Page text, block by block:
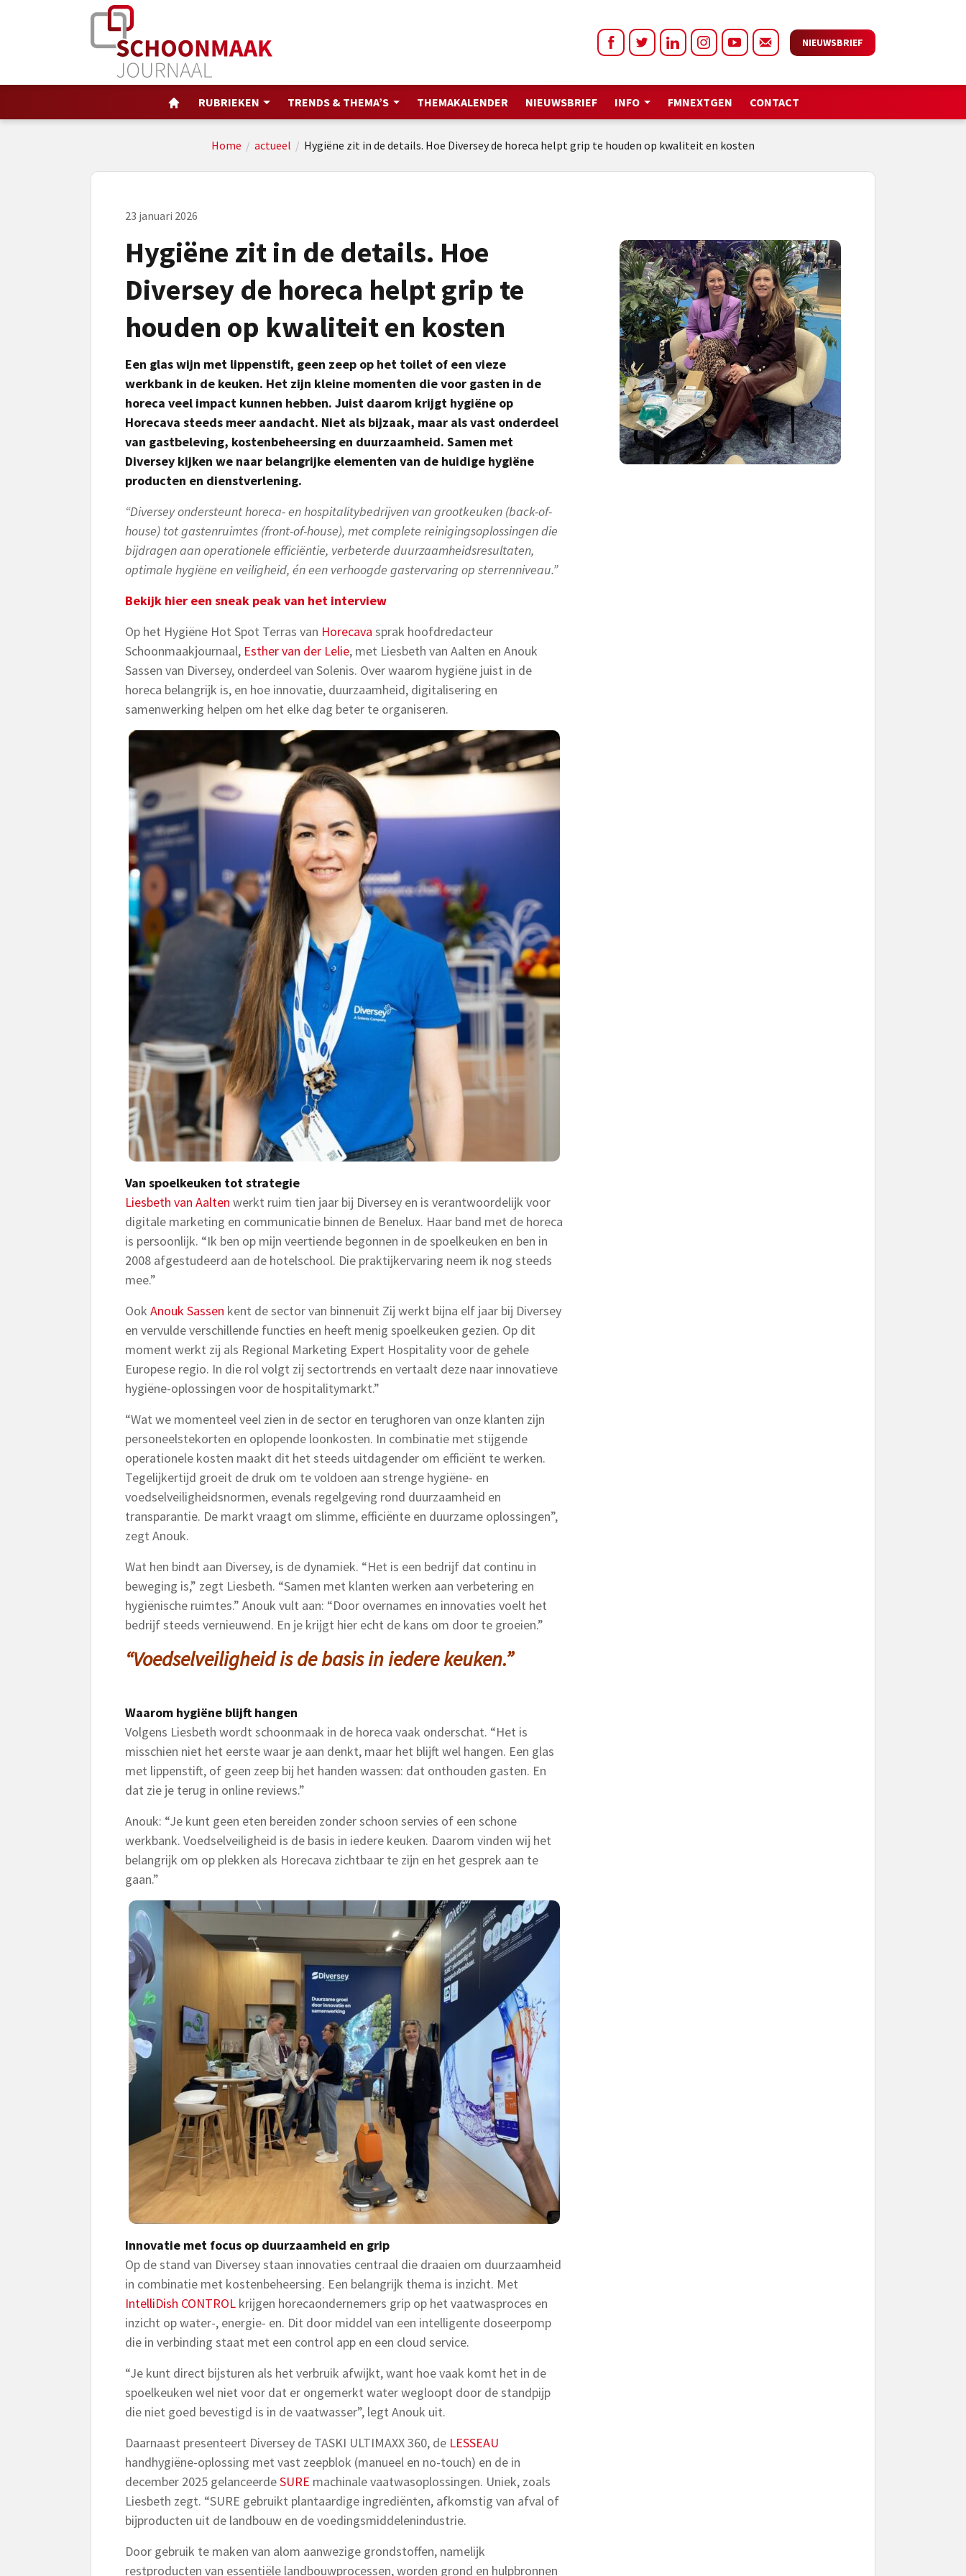
NIEUWSBRIEF
RUBRIEKEN TRENDS & THEMA’S THEMAKALENDER NIEUWSBRIEF INFO FMNEXTGEN CONTACT
Home / actueel / Hygiëne zit in de details. Hoe Diversey de horeca helpt grip te houden op kwaliteit en kosten
23 januari 2026
Hygiëne zit in de details. Hoe
Diversey de horeca helpt grip te
houden op kwaliteit en kosten
Een glas wijn met lippenstift, geen zeep op het toilet of een vieze
werkbank in de keuken. Het zijn kleine momenten die voor gasten in de
horeca veel impact kunnen hebben. Juist daarom krijgt hygiëne op
Horecava steeds meer aandacht. Niet als bijzaak, maar als vast onderdeel
van gastbeleving, kostenbeheersing en duurzaamheid. Samen met
Diversey kijken we naar belangrijke elementen van de huidige hygiëne
producten en dienstverlening.
“Diversey ondersteunt horeca- en hospitalitybedrijven van grootkeuken (back-of-
house) tot gastenruimtes (front-of-house), met complete reinigingsoplossingen die
bijdragen aan operationele efficiëntie, verbeterde duurzaamheidsresultaten,
optimale hygiëne en veiligheid, én een verhoogde gastervaring op sterrenniveau.”
Bekijk hier een sneak peak van het interview
Op het Hygiëne Hot Spot Terras van Horecava sprak hoofdredacteur
Schoonmaakjournaal, Esther van der Lelie, met Liesbeth van Aalten en Anouk
Sassen van Diversey, onderdeel van Solenis. Over waarom hygiëne juist in de
horeca belangrijk is, en hoe innovatie, duurzaamheid, digitalisering en
samenwerking helpen om het elke dag beter te organiseren.
Van spoelkeuken tot strategie
Liesbeth van Aalten werkt ruim tien jaar bij Diversey en is verantwoordelijk voor
digitale marketing en communicatie binnen de Benelux. Haar band met de horeca
is persoonlijk. “Ik ben op mijn veertiende begonnen in de spoelkeuken en ben in
2008 afgestudeerd aan de hotelschool. Die praktijkervaring neem ik nog steeds
mee.”
Ook Anouk Sassen kent de sector van binnenuit Zij werkt bijna elf jaar bij Diversey
en vervulde verschillende functies en heeft menig spoelkeuken gezien. Op dit
moment werkt zij als Regional Marketing Expert Hospitality voor de gehele
Europese regio. In die rol volgt zij sectortrends en vertaalt deze naar innovatieve
hygiëne-oplossingen voor de hospitalitymarkt.”
“Wat we momenteel veel zien in de sector en terughoren van onze klanten zijn
personeelstekorten en oplopende loonkosten. In combinatie met stijgende
operationele kosten maakt dit het steeds uitdagender om efficiënt te werken.
Tegelijkertijd groeit de druk om te voldoen aan strenge hygiëne- en
voedselveiligheidsnormen, evenals regelgeving rond duurzaamheid en
transparantie. De markt vraagt om slimme, efficiënte en duurzame oplossingen”,
zegt Anouk.
Wat hen bindt aan Diversey, is de dynamiek. “Het is een bedrijf dat continu in
beweging is,” zegt Liesbeth. “Samen met klanten werken aan verbetering en
hygiënische ruimtes.” Anouk vult aan: “Door overnames en innovaties voelt het
bedrijf steeds vernieuwend. En je krijgt hier echt de kans om door te groeien.”
“Voedselveiligheid is de basis in iedere keuken.”
Waarom hygiëne blijft hangen
Volgens Liesbeth wordt schoonmaak in de horeca vaak onderschat. “Het is
misschien niet het eerste waar je aan denkt, maar het blijft wel hangen. Een glas
met lippenstift, of geen zeep bij het handen wassen: dat onthouden gasten. En
dat zie je terug in online reviews.”
Anouk: “Je kunt geen eten bereiden zonder schoon servies of een schone
werkbank. Voedselveiligheid is de basis in iedere keuken. Daarom vinden wij het
belangrijk om op plekken als Horecava zichtbaar te zijn en het gesprek aan te
gaan.”
Innovatie met focus op duurzaamheid en grip
Op de stand van Diversey staan innovaties centraal die draaien om duurzaamheid
in combinatie met kostenbeheersing. Een belangrijk thema is inzicht. Met
IntelliDish CONTROL krijgen horecaondernemers grip op het vaatwasproces en
inzicht op water-, energie- en. Dit door middel van een intelligente doseerpomp
die in verbinding staat met een control app en een cloud service.
“Je kunt direct bijsturen als het verbruik afwijkt, want hoe vaak komt het in de
spoelkeuken wel niet voor dat er ongemerkt water wegloopt door de standpijp
die niet goed bevestigd is in de vaatwasser”, legt Anouk uit.
Daarnaast presenteert Diversey de TASKI ULTIMAXX 360, de LESSEAU
handhygiëne-oplossing met vast zeepblok (manueel en no-touch) en de in
december 2025 gelanceerdeSURE machinale vaatwasoplossingen. Uniek, zoals
Liesbeth zegt. “SURE gebruikt plantaardige ingrediënten, afkomstig van afval of
bijproducten uit de landbouw en de voedingsmiddelenindustrie.
Door gebruik te maken van alom aanwezige grondstoffen, namelijk
restproducten van essentiële landbouwprocessen, worden grond en hulpbronnen